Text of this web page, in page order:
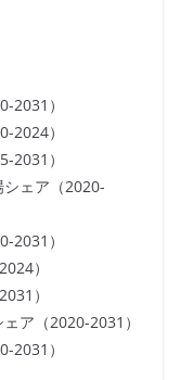
2031）
2024）
2031）
シェア（2020-
2031）
）
）
ア（2020-2031）
2031）